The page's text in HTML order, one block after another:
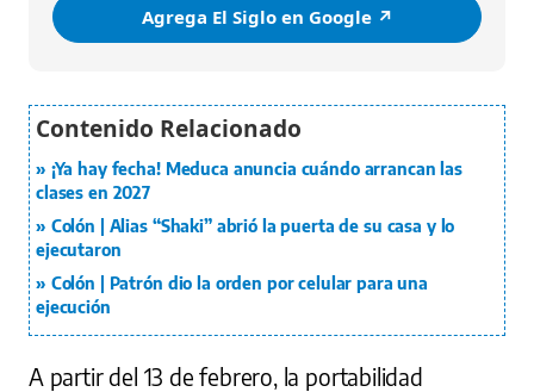
Agrega El Siglo en Google ↗️
¡Ya hay fecha! Meduca anuncia cuándo arrancan las
clases en 2027
Colón | Alias “Shaki” abrió la puerta de su casa y lo
ejecutaron
Colón | Patrón dio la orden por celular para una
ejecución
A partir del 13 de febrero, la portabilidad